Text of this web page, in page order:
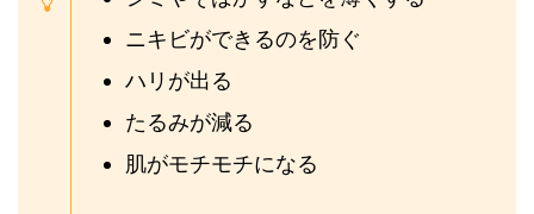
ニキビができるのを防ぐ
ハリが出る
たるみが減る
肌がモチモチになる